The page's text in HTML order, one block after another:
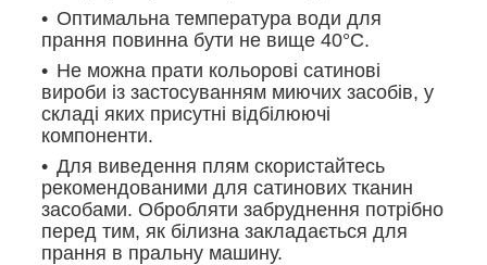
Оптимальна температура води для
прання повинна бути не вище 40°С.
Не можна прати кольорові сатинові
вироби із застосуванням миючих засобів, у
складі яких присутні відбілюючі
компоненти.
Для виведення плям скористайтесь
рекомендованими для сатинових тканин
засобами. Обробляти забруднення потрібно
перед тим, як білизна закладається для
прання в пральну машину.